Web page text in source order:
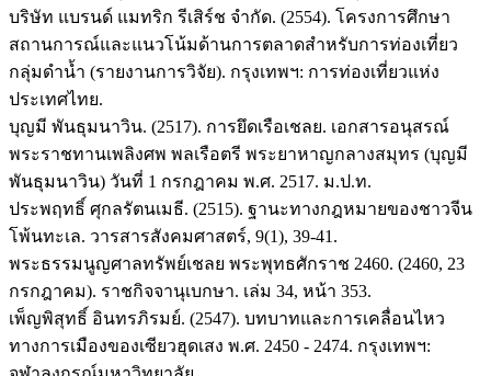
บริษัท แบรนด์ แมทริก รีเสิร์ช จํากัด. (2554). โครงการศึกษา
สถานการณ์และแนวโน้มด้านการตลาดสําหรับการท่องเที่ยว
กลุ่มดําน้ำ (รายงานการวิจัย). กรุงเทพฯ: การท่องเที่ยวแห่ง
ประเทศไทย.
บุญมี พันธุมนาวิน. (2517). การยึดเรือเชลย. เอกสารอนุสรณ์
พระราชทานเพลิงศพ พลเรือตรี พระยาหาญกลางสมุทร (บุญมี
พันธุมนาวิน) วันที่ 1 กรกฎาคม พ.ศ. 2517. ม.ป.ท.
ประพฤทธิ์ ศุกลรัตนเมธี. (2515). ฐานะทางกฎหมายของชาวจีน
โพ้นทะเล. วารสารสังคมศาสตร์, 9(1), 39-41.
พระธรรมนูญศาลทรัพย์เชลย พระพุทธศักราช 2460. (2460, 23
กรกฎาคม). ราชกิจจานุเบกษา. เล่ม 34, หน้า 353.
เพ็ญพิสุทธิ์ อินทรภิรมย์. (2547). บทบาทและการเคลื่อนไหว
ทางการเมืองของเซียวฮุดเสง พ.ศ. 2450 - 2474. กรุงเทพฯ: